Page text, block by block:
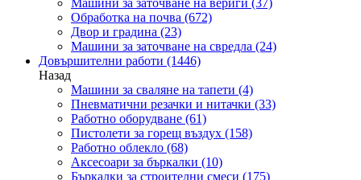
Машини за заточване на вериги (37)
Обработка на почва (672)
Двор и градина (23)
Машини за заточване на свредла (24)
Довършителни работи (1446)
Назад
Машини за сваляне на тапети (4)
Пневматични резачки и нитачки (33)
Работно оборудване (61)
Пистолети за горещ въздух (158)
Работно облекло (68)
Аксесоари за бъркалки (10)
Бъркалки за строителни смеси (175)